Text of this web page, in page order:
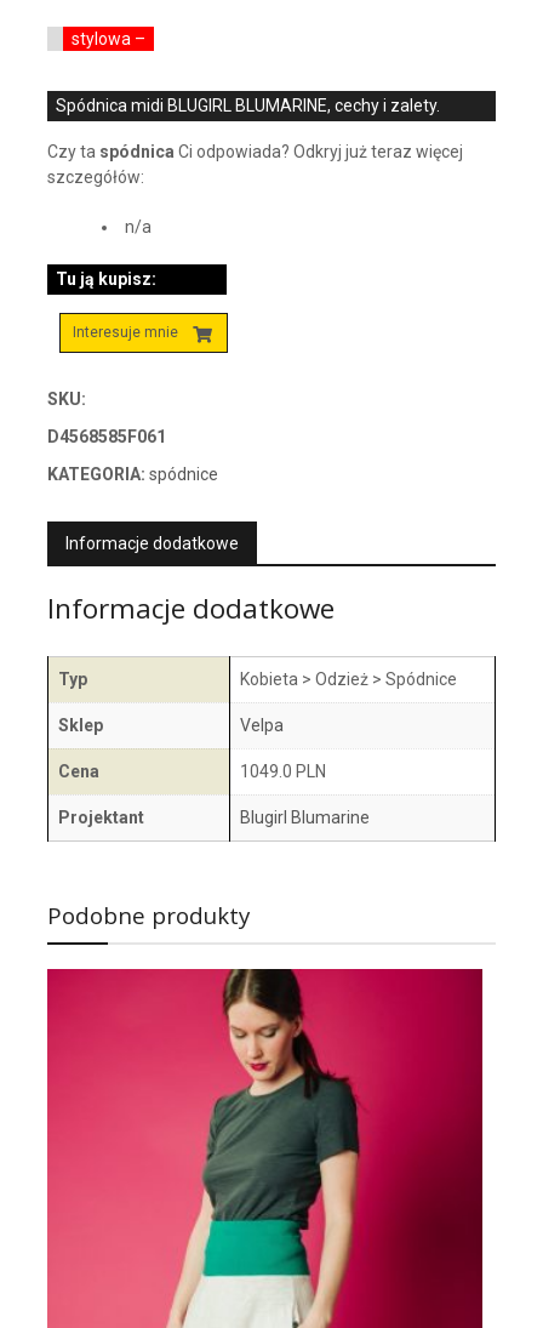
stylowa –
Spódnica midi BLUGIRL BLUMARINE, cechy i zalety.
Czy ta spódnica Ci odpowiada? Odkryj już teraz więcej
szczegółów:
n/a
Tu ją kupisz:
Interesuje mnie
SKU:
D4568585F061
KATEGORIA: spódnice
Informacje dodatkowe
Informacje dodatkowe
Typ Kobieta > Odzież > Spódnice
Sklep Velpa
Cena 1049.0 PLN
Projektant Blugirl Blumarine
Podobne produkty